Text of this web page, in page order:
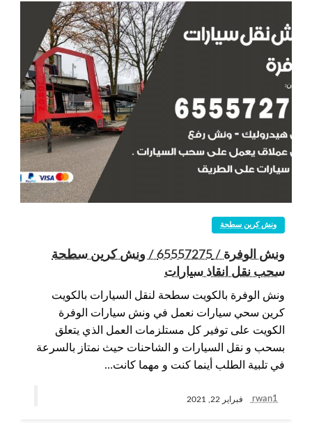
ونش كرين سطحة
ونش الوفرة / 65557275 / ونش كرين سطحة
سحب نقل انقاذ سيارات
ونش الوفرة بالكويت سطحة لنقل السيارات بالكويت
كرين سحي سيارات نعمل في ونش سيارات الوفرة
الكويت على توفير كل مستلزمات العمل الذي يتعلق
بسحب و نقل السيارات و الشاحنات حيث نمتاز بالسرعة
في تلبية الطلب أينما كنت و مهما كانت…
rwan1 فبراير 22, 2021